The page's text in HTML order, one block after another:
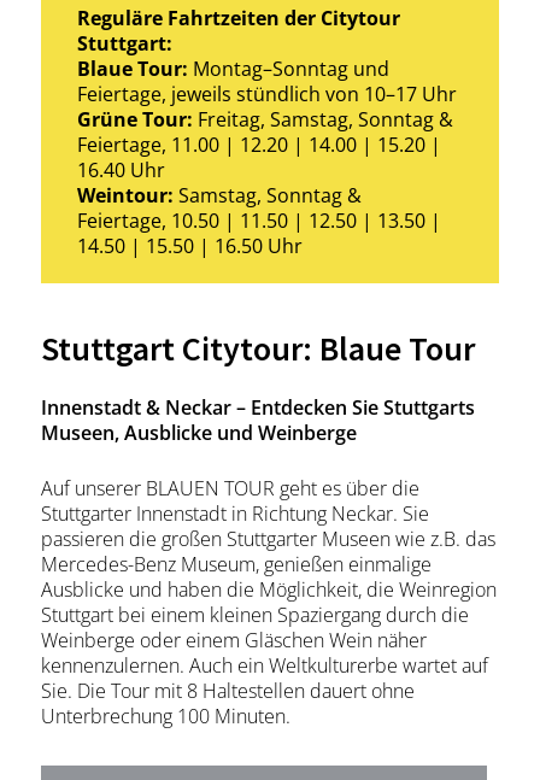
Reguläre Fahrtzeiten der Citytour
Stuttgart:
Blaue Tour: Montag–Sonntag und
Feiertage, jeweils stündlich von 10–17 Uhr
Grüne Tour: Freitag, Samstag, Sonntag &
Feiertage, 11.00 | 12.20 | 14.00 | 15.20 |
16.40 Uhr
Weintour: Samstag, Sonntag &
Feiertage, 10.50 | 11.50 | 12.50 | 13.50 |
14.50 | 15.50 | 16.50 Uhr
Stuttgart Citytour: Blaue Tour
Innenstadt & Neckar – Entdecken Sie Stuttgarts
Museen, Ausblicke und Weinberge
Auf unserer BLAUEN TOUR geht es über die
Stuttgarter Innenstadt in Richtung Neckar. Sie
passieren die großen Stuttgarter Museen wie z.B. das
Mercedes-Benz Museum, genießen einmalige
Ausblicke und haben die Möglichkeit, die Weinregion
Stuttgart bei einem kleinen Spaziergang durch die
Weinberge oder einem Gläschen Wein näher
kennenzulernen. Auch ein Weltkulturerbe wartet auf
Sie. Die Tour mit 8 Haltestellen dauert ohne
Unterbrechung 100 Minuten.